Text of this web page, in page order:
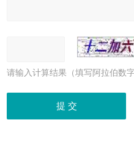
请输入计算结果（填写阿拉伯数